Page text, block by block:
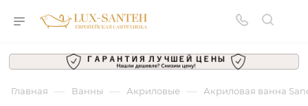
Главная — Ванны — Акриловые — Акриловая ванна